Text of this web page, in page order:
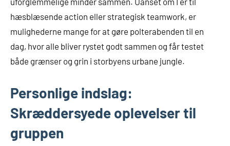
hæsblæsende action eller strategisk teamwork, er
mulighederne mange for at gøre polterabenden til en
dag, hvor alle bliver rystet godt sammen og får testet
både grænser og grin i storbyens urbane jungle.
Personlige indslag:
Skræddersyede oplevelser til
gruppen